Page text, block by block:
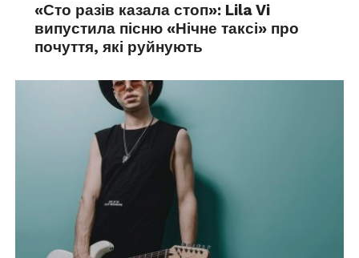
«Сто разів казала стоп»: Lila Vi
випустила пісню «Нічне таксі» про
почуття, які руйнують